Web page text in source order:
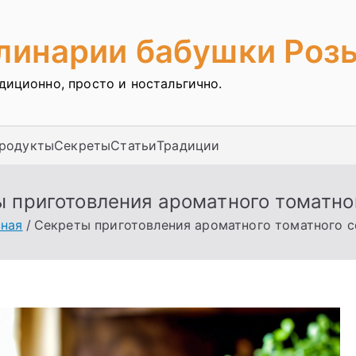
бабушки
просто и ностальгично.
СекретыСтатьиТрадиции
приготовления ароматного
Секреты приготовления ароматного томатного